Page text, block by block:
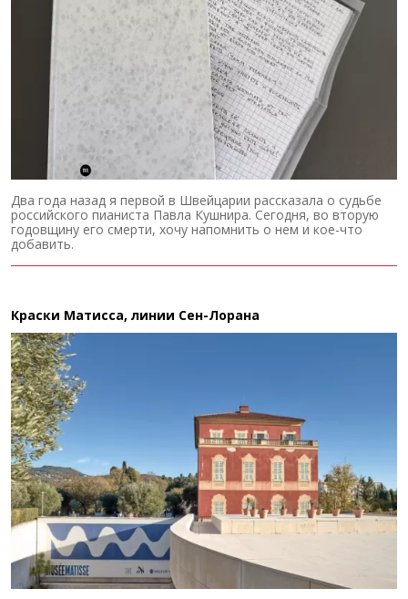
Два года назад я первой в Швейцарии рассказала о судьбе
российского пианиста Павла Кушнира. Сегодня, во вторую
годовщину его смерти, хочу напомнить о нем и кое-что
добавить.
Краски Матисса, линии Сен-Лорана